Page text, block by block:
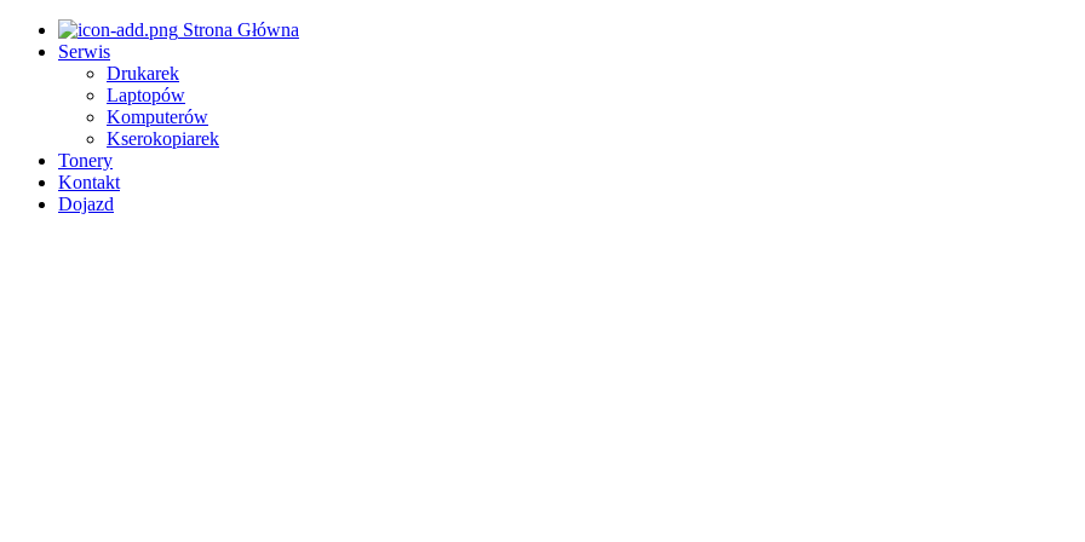
Strona Główna
Serwis
Drukarek
Laptopów
Komputerów
Kserokopiarek
Tonery
Kontakt
Dojazd